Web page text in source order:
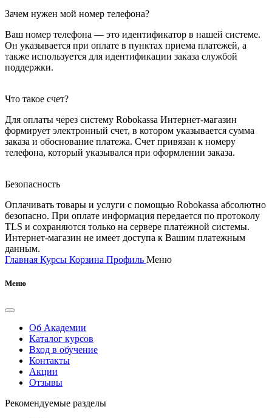
Зачем нужен мой номер телефона?
Ваш номер телефона — это идентификатор в нашей системе.
Он указывается при оплате в пунктах приема платежей, а
также используется для идентификации заказа службой
поддержки.
Что такое счет?
Для оплаты через систему Robokassa Интернет-магазин
формирует электронный счет, в котором указывается сумма
заказа и обоснование платежа. Счет привязан к номеру
телефона, который указывался при оформлении заказа.
Безопасность
Оплачивать товары и услуги с помощью Robokassa абсолютно
безопасно. При оплате информация передается по протоколу
TLS и сохраняются только на сервере платежной системы.
Интернет-магазин не имеет доступа к Вашим платежным
данным.
Главная Курсы Корзина Профиль Меню
Меню
Об Академии
Каталог курсов
Вход в обучение
Контакты
Акции
Отзывы
Рекомендуемые разделы